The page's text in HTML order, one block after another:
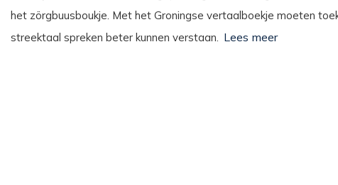
het zörgbuusboukje. Met het Groningse vertaalboekje moeten
streektaal spreken beter kunnen verstaan.